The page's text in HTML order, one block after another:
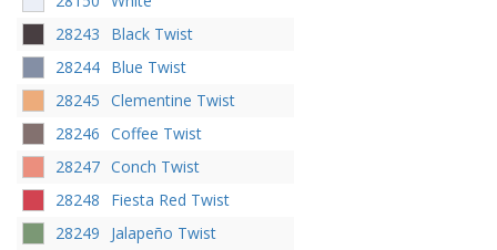
28243
Black Twist
28244 Blue Twist
28245 Clementine Twist
28246 Coffee Twist
28247 Conch Twist
28248
Fiesta Red Twist
28249
Jalapeño Twist